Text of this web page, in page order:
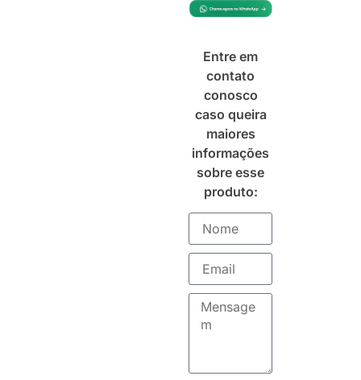
Entre em
contato
conosco
caso queira
maiores
informações
sobre esse
produto: